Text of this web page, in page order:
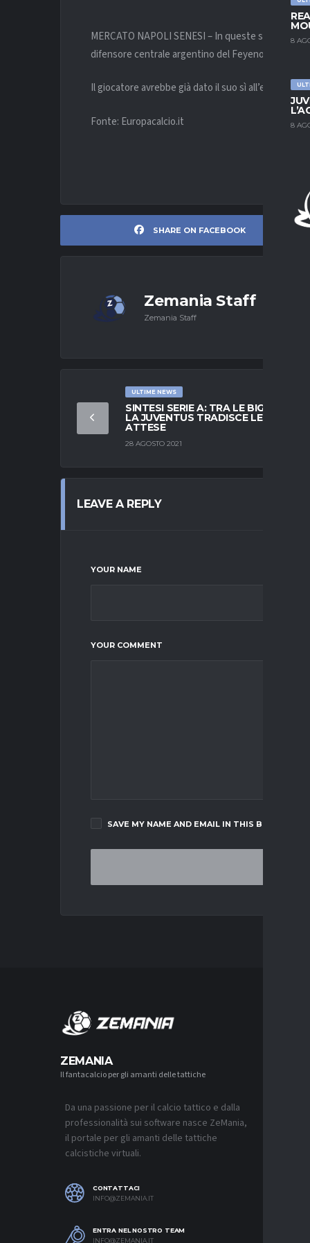
8
8
MERCATO NAPOLI SENESI – In queste
difensore centrale argentino del Feyenoord e da
Il giocatore avrebbe già dato il suo sì all’eventuale
Fonte: Europacalcio.it
SHARE ON FACEBOOK
Zemania Staff
Zemania Staff
ULTIME NEWS
SINTESI SERIE A: TRA LE BIG SOLO
LA JUVENTUS TRADISCE LE
ATTESE
28 AGOSTO 2021
LEAVE A REPLY
YOUR NAME
YOUR COMMENT
SAVE MY NAME AND EMAIL IN THIS BROWSER
ZEMANIA
Il fantacalcio per gli amanti delle tattiche
Da una passione per il calcio tattico e dalla
professionalità sui software nasce ZeMania,
il portale per gli amanti delle tattiche
calcistiche virtuali.
CONTATTACI
INFO@ZEMANIA.IT
ENTRA NEL NOSTRO TEAM
INFO@ZEMANIA.IT